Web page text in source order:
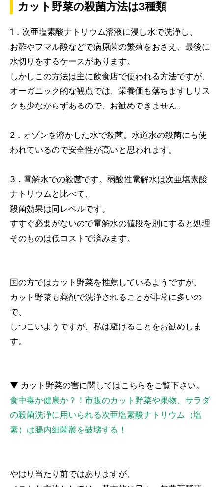
カット野菜の殺菌方法は3種類
1．次亜塩素酸ナトリウム溶液に浸し水で洗浄し、
お酢やフマル酸などで病原菌の繁殖をおさえ、最後に
水切りをするケースがあります。
しかしこの方法は主に飲食店で使われる方法ですが、
オーガニック的な観点では、栄養価も落ちますしリス
クも少なからずあるので、お勧めできません。
2．オゾンを溶かした水で殺菌。水道水の殺菌にも使
われているので安全性が高いと思われます。
3．電解水での殺菌です。弱酸性電解水は次亜塩素酸
ナトリウムと比べて、
殺菌効果は同レベルです。
すすぐ必要がないので電解水の値段を別にすると処理
そのものは低コストで済みます。
国の方ではカット野菜を推薦しているようですが、
カット野菜も薬剤で洗浄されることが非常に多いの
で、
しつこいようですが、私は避けることをお勧めしま
す。
▼ カット野菜の害に関してはこちらをご覧下さい。
食中毒か健康か？！市販のカット野菜や果物、サラダ
の殺菌洗浄に用いられる次亜塩素酸ナトリウム（塩
素）は腸内細菌叢を破壊する！
やはり当たり前ではありますが、